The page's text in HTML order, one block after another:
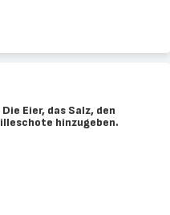
Eier, das Salz, den
hinzugeben.